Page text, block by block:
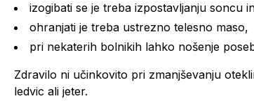
izogibati se je treba izpostavljanju soncu
ohranjati je treba ustrezno telesno maso,
pri nekaterih bolnikih lahko nošenje
Zdravilo ni učinkovito pri zmanjševanju
ledvic ali jeter.